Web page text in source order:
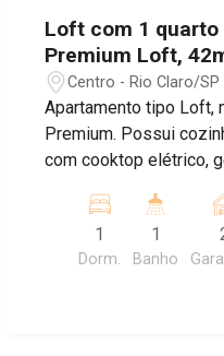
Loft com 1 quarto
Premium Loft,
Rio Claro/SP
Centro - Rio Claro/SP
Apartamento tipo Loft,
Premium. Possui cozinha planejada
com cooktop elétrico,
sofá e painel e
guarda-roupa planejado,
condicionado e 2
1
Dorm.
1
Banho